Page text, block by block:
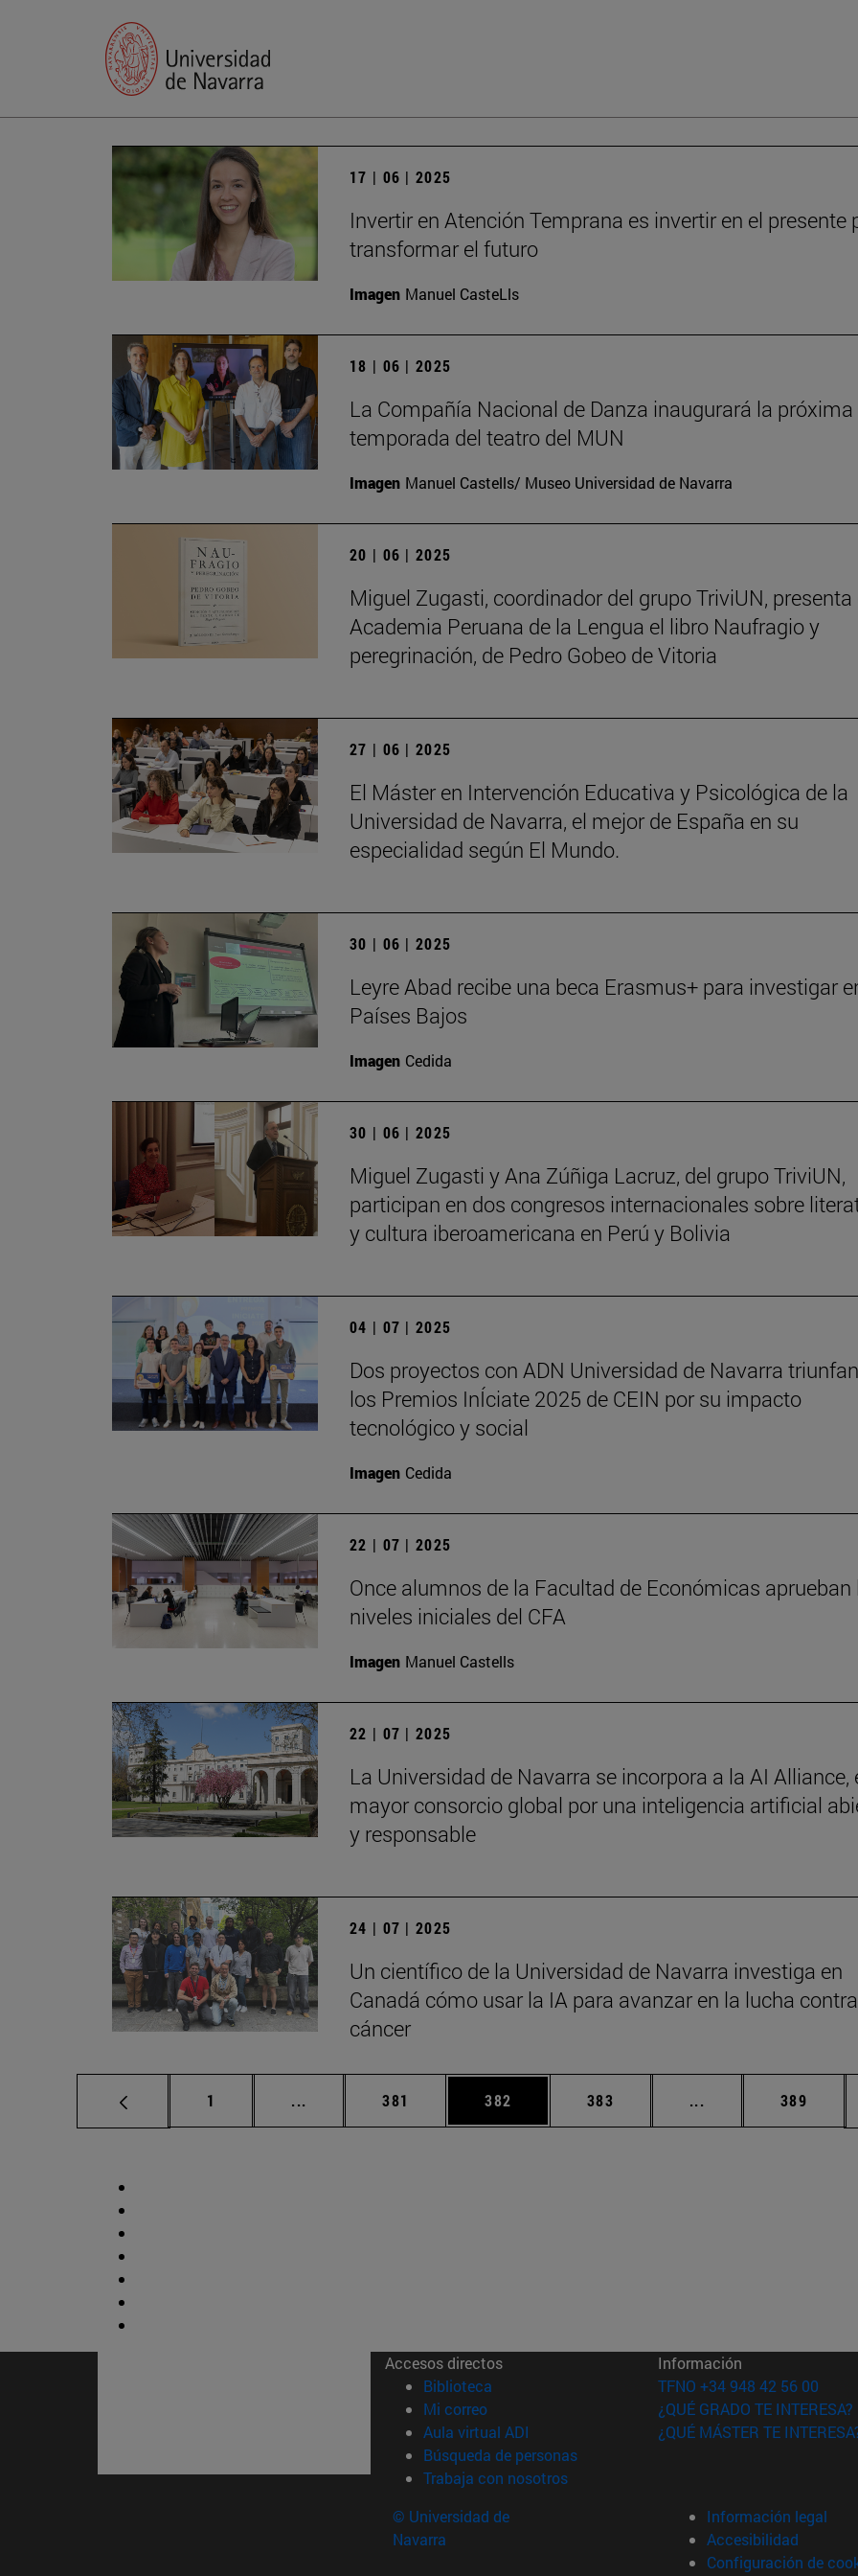
17 | 06 | 2025
Invertir en Atención Temprana es invertir en el presente
transformar el futuro
Imagen Manuel CasteLls
18 | 06 | 2025
La Compañía Nacional de Danza inaugurará la próxima
temporada del teatro del MUN
Imagen Manuel Castells/ Museo Universidad de Navarra
20 | 06 | 2025
Miguel Zugasti, coordinador del grupo TriviUN, presenta
Academia Peruana de la Lengua el libro Naufragio y
peregrinación, de Pedro Gobeo de Vitoria
27 | 06 | 2025
El Máster en Intervención Educativa y Psicológica de la
Universidad de Navarra, el mejor de España en su
especialidad según El Mundo.
30 | 06 | 2025
Leyre Abad recibe una beca Erasmus+ para investigar
Países Bajos
Imagen Cedida
30 | 06 | 2025
Miguel Zugasti y Ana Zúñiga Lacruz, del grupo TriviUN,
participan en dos congresos internacionales sobre
y cultura iberoamericana en Perú y Bolivia
04 | 07 | 2025
Dos proyectos con ADN Universidad de Navarra
los Premios InÍciate 2025 de CEIN por su impacto
tecnológico y social
Imagen Cedida
22 | 07 | 2025
Once alumnos de la Facultad de Económicas aprueban
niveles iniciales del CFA
Imagen Manuel Castells
22 | 07 | 2025
La Universidad de Navarra se incorpora a la AI Alliance,
mayor consorcio global por una inteligencia artificial
y responsable
24 | 07 | 2025
Un científico de la Universidad de Navarra investiga en
Canadá cómo usar la IA para avanzar en la lucha
cáncer
Página
1 ... Páginas intermedias Use TAB para desplazarse.
Página
381 Página
382 Página
383 ... Páginas intermedias
Página
389
Accesos directos
Biblioteca (abre en nueva ventana)
Mi correo(abre en nueva ventana)
Aula virtual ADI (abre en nueva ventana)
Búsqueda de personas(abre en nueva ventana)
Trabaja con nosotros(abre en nueva ventana)
Información
TFNO +34 948 42 56 00
¿QUÉ GRADO TE INTERESA?
¿QUÉ MÁSTER TE
© Universidad de
Navarra
Información legal
Accesibilidad
Configuración de